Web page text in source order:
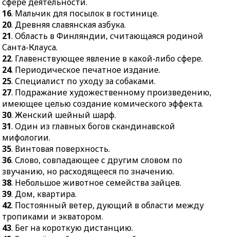
56.Дородная и грубая
женщина.
57.Неглубокий и
неширокий ров.
о спектакле,
выступлении, концерте.
50.Старинный
музыкальный
инструмент.
53.Кустарник или
дерево с гибкими
ветвями и узкими
листьями.
54.Закрытая палуба на
16. Мальчик для посылок в гостинице.
20. Древняя славянская азбука.
21. Область в Финляндии, считающаяся родиной
Санта-Клауса.
22. Главенствующее явление в какой-либо сфере.
24. Периодическое печатное издание.
25. Специалист по уходу за собаками.
27. Подражание художественному произведению,
имеющее целью создание комического эффекта.
30. Женский шейный шарф.
31. Один из главных богов скандинавской
мифологии.
35. Винтовая поверхность.
36. Слово, совпадающее с другим словом по
звучанию, но расходящееся по значению.
38. Небольшое животное семейства зайцев.
39. Дом, квартира.
42. Постоянный ветер, дующий в области между
тропиками и экватором.
43. Бег на короткую дистанцию.